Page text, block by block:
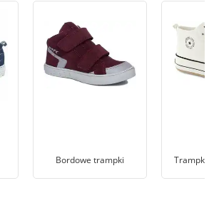
Bordowe trampki Trampki